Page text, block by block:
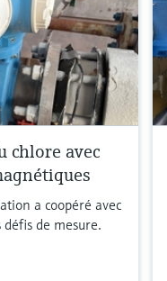
chlore avec
a coopéré avec
de mesure.